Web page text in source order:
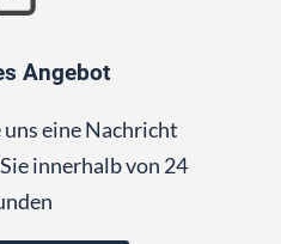
Angebot
eine Nachricht
innerhalb von 24